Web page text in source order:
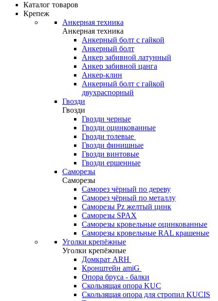
Каталог товаров
Крепеж
Анкерная техника
Анкерная техника
Анкерный болт с гайкой
Анкерный болт
Анкер забивной латунный
Анкер забивной цанга
Анкер-клин
Анкерный болт с гайкой
двухраспорный
Гвозди
Гвозди
Гвозди черные
Гвозди оцинкованные
Гвозди толевые
Гвозди финишные
Гвозди винтовые
Гвозди ершенные
Саморезы
Саморезы
Саморез чёрный по дереву
Саморез чёрный по металлу
Саморезы Pz желтый цинк
Саморезы SPAX
Саморезы кровельные оцинкованные
Саморезы кровельные RAL крашеные
Уголки крепёжные
Уголки крепёжные
Домкрат ARH
Кронштейн amiG
Опора бруса - балки
Скользящая опора KUC
Скользящая опора для стропил KUCIS